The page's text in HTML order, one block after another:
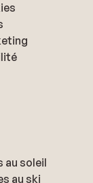
au soleil
au ski